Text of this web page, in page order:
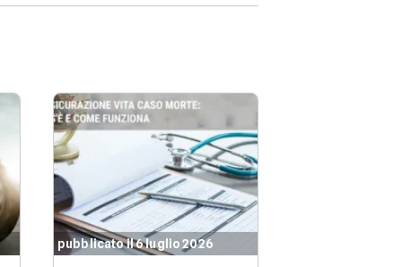
pubblicato il 6 luglio 2026